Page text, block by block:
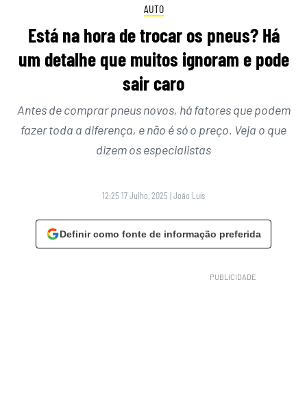
AUTO
Está na hora de trocar os pneus? Há
um detalhe que muitos ignoram e pode
sair caro
Antes de comprar pneus novos, há fatores que podem
fazer toda a diferença, e não é só o preço. Veja o que
dizem os especialistas
12:25 17 Julho, 2025 |João Luís
Definir como fonte de informação preferida